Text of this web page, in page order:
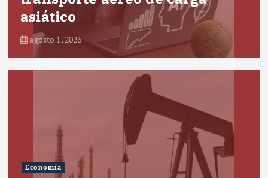
asiático
agosto 1, 2026
Economía